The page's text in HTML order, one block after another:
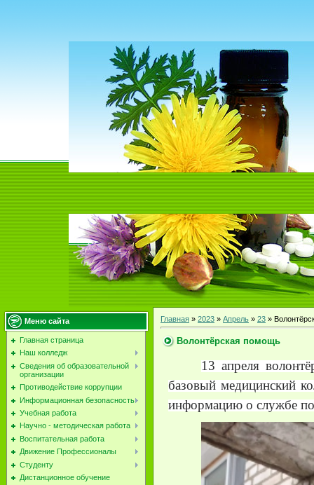
Меню сайта
Главная страница
Наш колледж
Сведения об образовательной
организации
Противодействие коррупции
Информационная безопасность
Учебная работа
Научно - методическая работа
Воспитательная работа
Движение Профессионалы
Студенту
Дистанционное обучение
Главная » 2023 » Апрель » 23 »
Волонтёрская помощь
13 апреля
базовый медицинский
информацию о службе